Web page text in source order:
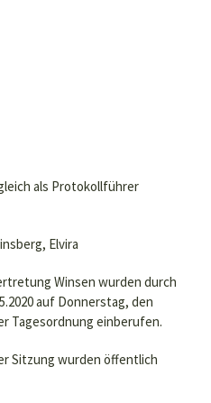
als Protokollführer
Elvira
Winsen wurden durch
auf Donnerstag, den
Tagesordnung einberufen.
Sitzung wurden öffentlich